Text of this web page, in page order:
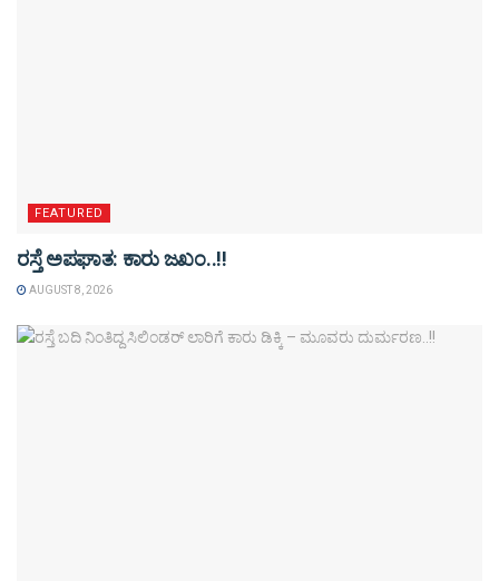
FEATURED
ರಸ್ತೆ ಅಪಘಾತ: ಕಾರು ಜಖಂ..!!
AUGUST 8, 2026